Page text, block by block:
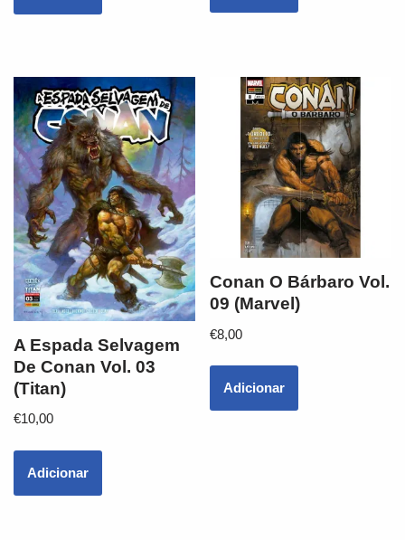
A Espada Selvagem
De Conan Vol. 03
(Titan)
€10,00
Adicionar
Conan O Bárbaro Vol.
09 (Marvel)
€8,00
Adicionar